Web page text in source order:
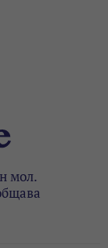
мол.